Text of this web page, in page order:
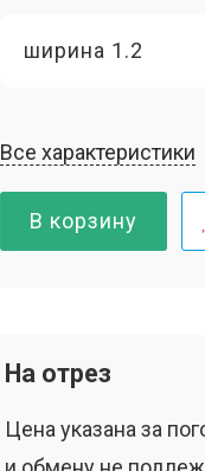
ширина 1.2
Все характеристики
В корзину
На отрез
Цена указана за